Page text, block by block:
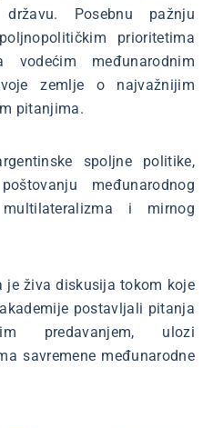
državu. Posebnu pažnju
prioritetima
vodećim međunarodnim
zemlje o najvažnijim
pitanjima.
spoljne politike,
međunarodnog
i mirnog
je živa diskusija tokom koje
postavljali pitanja
predavanjem, ulozi
savremene međunarodne